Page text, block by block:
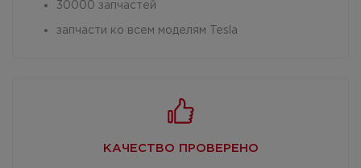
30000 запчастей
запчасти ко всем моделям Tesla
КАЧЕСТВО ПРОВЕРЕНО